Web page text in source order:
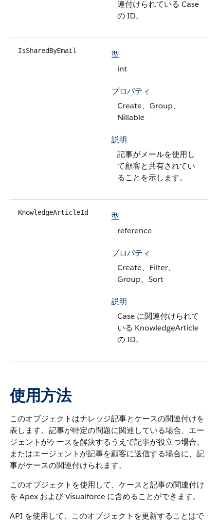
連付けられている Case
の ID。
IsSharedByEmail
型
int
プロパティ
Create、Group、
Nillable
説明
記事がメールを使用し
て顧客と共有されてい
ることを示します。
KnowledgeArticleId
型
reference
プロパティ
Create、Filter、
Group、Sort
説明
Case に関連付けられて
いる KnowledgeArticle
の ID。
使用方法
このオブジェクトはナレッジ記事とケースの関連付けを
表します。記事が特定の問題に関連している場合、エー
ジェントがケースを解決するうえで記事が役立つ場合、
またはエージェントが記事を顧客に送信する場合に、記
事がケースの関連付けられます。
このオブジェクトを使用して、ケースと記事の関連付け
を Apex および Visualforce に含めることができます。
API を使用して、このオブジェクトを更新することはで